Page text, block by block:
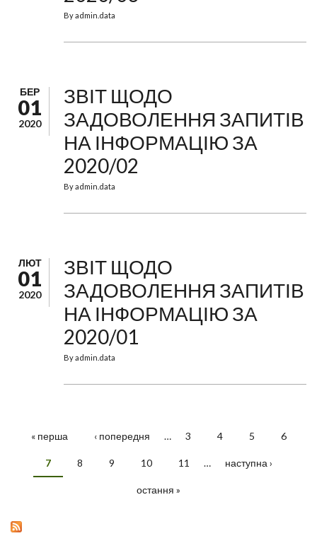
Byadmin.data
БЕР
01
2020
ЗВІТ ЩОДО
ЗАДОВОЛЕННЯ ЗАПИТІВ
НА ІНФОРМАЦІЮ ЗА
2020/02
Byadmin.data
ЛЮТ
01
2020
ЗВІТ ЩОДО
ЗАДОВОЛЕННЯ ЗАПИТІВ
НА ІНФОРМАЦІЮ ЗА
2020/01
Byadmin.data
СТОРІНКИ
« перша ‹ попередня … 3 4 5 6
7 8 9 10 11 … наступна ›
остання »